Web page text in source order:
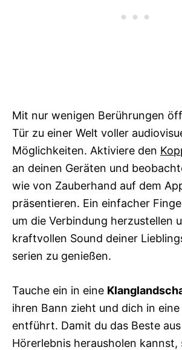
Mit nur wenigen Berührungen
Tür zu einer Welt voller
Möglichkeiten. Aktiviere den
an deinen Geräten und
wie von Zauberhand auf dem
präsentieren. Ein einfacher
um die Verbindung herzustellen
kraftvollen Sound deiner
serien zu genießen.
Tauche ein in eine
ihren Bann zieht und dich in eine
entführt. Damit du das Beste
Hörerlebnis herausholen kannst,